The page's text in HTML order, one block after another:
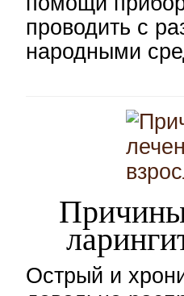
проводить с
народными
Острый и